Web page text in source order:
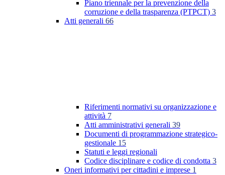
Piano triennale per la prevenzione della
corruzione e della trasparenza (PTPCT) 3
Atti generali 66
Riferimenti normativi su organizzazione e
attività 7
Atti amministrativi generali 39
Documenti di programmazione strategico-
gestionale 15
Statuti e leggi regionali
Codice disciplinare e codice di condotta 3
Oneri informativi per cittadini e imprese 1